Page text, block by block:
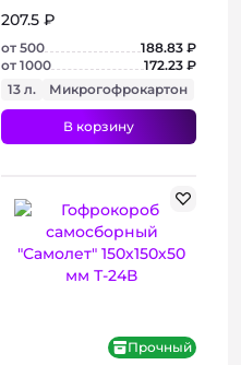
+ 2 фото
207.5 ₽
от 500
188.83 ₽
от 1000
172.23 ₽
13 л.
Микрогофрокартон
В корзину
Прочный